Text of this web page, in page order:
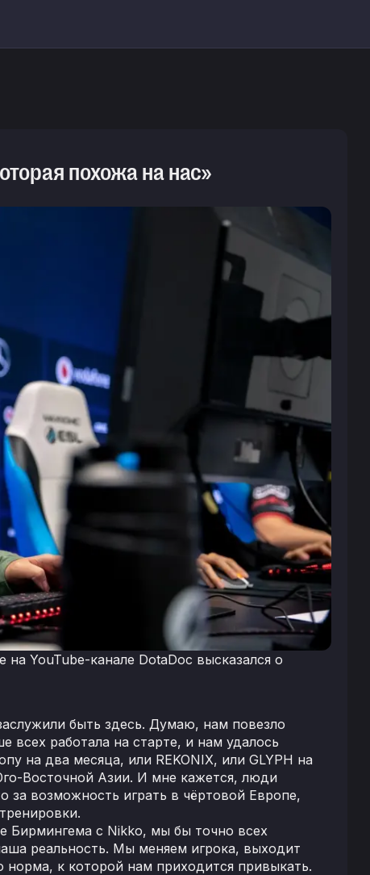
похожа на нас»
YouTube-канале DotaDoc высказался о
быть здесь. Думаю, нам повезло
всех работала на старте, и нам удалось
на два месяца, или REKONIX, или GLYPH на
Восточной Азии. И мне кажется, люди
возможность играть в чёртовой Европе,
Бирмингема с Nikko, мы бы точно всех
реальность. Мы меняем игрока, выходит
к которой нам приходится привыкать.